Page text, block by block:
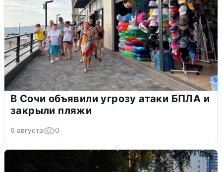
В Сочи объявили угрозу атаки БПЛА и
закрыли пляжи
6 августа 0